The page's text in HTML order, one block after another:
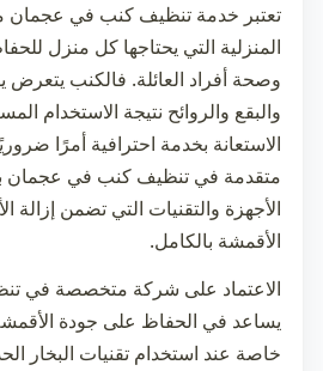
تعتبر خدمة تنظيف كنب في عجمان
المنزلية التي يحتاجها كل منزل
وصحة أفراد العائلة. فالكنب يتعرض
والبقع والروائح نتيجة الاستخدام
الاستعانة بخدمة احترافية أمرًا
متقدمة في تنظيف كنب في عجمان
الأجهزة والتقنيات التي تضمن إزالة
الأقمشة بالكامل.
الاعتماد على شركة متخصصة في
يساعد في الحفاظ على جودة
خاصة عند استخدام تقنيات البخار